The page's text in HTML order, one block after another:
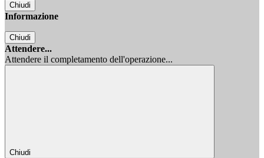
Chiudi
Informazione
Chiudi
Attendere...
Attendere il completamento dell'operazione...
Chiudi